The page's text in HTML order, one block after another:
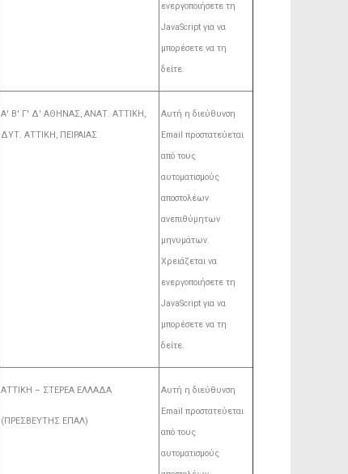
ενεργοποιήσετε τη
JavaScript για να
μπορέσετε να τη
δείτε.
Α' Β' Γ' Δ' ΑΘΗΝΑΣ, ΑΝΑΤ. AΤΤΙΚΗ,
ΔΥΤ. ΑΤΤΙΚΗ, ΠΕΙΡΑΙΑΣ
Αυτή η διεύθυνση
Email προστατεύεται
από τους
αυτοματισμούς
αποστολέων
ανεπιθύμητων
μηνυμάτων.
Χρειάζεται να
ενεργοποιήσετε τη
JavaScript για να
μπορέσετε να τη
δείτε.
ΑΤΤΙΚΗ – ΣΤΕΡΕΑ ΕΛΛΑΔΑ
(ΠΡΕΣΒΕΥΤΗΣ ΕΠΑΛ)
Αυτή η διεύθυνση
Email προστατεύεται
από τους
αυτοματισμούς